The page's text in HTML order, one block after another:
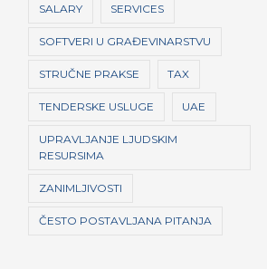
SALARY SERVICES
SOFTVERI U GRAĐEVINARSTVU
STRUČNE PRAKSE TAX
TENDERSKE USLUGE UAE
UPRAVLJANJE LJUDSKIM
RESURSIMA
ZANIMLJIVOSTI
ČESTO POSTAVLJANA PITANJA